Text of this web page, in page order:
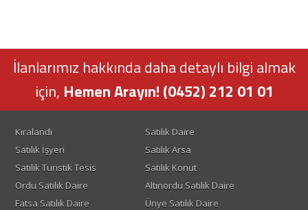
İlanlarımız hakkında daha detaylı bilgi almak
için, Hemen Arayın! (0452) 212 01 01
Kiralandi
Satılık Daire
Satılık İşyeri
Satılık Arsa
Satılık Turistik Tesis
Satılık Konut
Ordu Satılık Daire
Altınordu Satılık Daire
Fatsa Satılık Daire
Ünye Satılık Daire